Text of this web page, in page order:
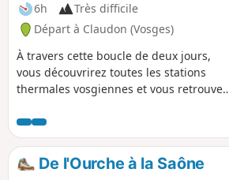
6h
Très difficile
Départ à Claudon (Vosges)
À travers cette boucle de deux jours,
vous découvrirez toutes les stations
thermales vosgiennes et vous retrouvez
au cœur de la forêt classée d'exception
de la Vôge. La première boucle est la
boucle Ouest : elle permet de découvrir
Bourbonne-les-Bains, Martigny-les-
De l'Ourche à la Saône